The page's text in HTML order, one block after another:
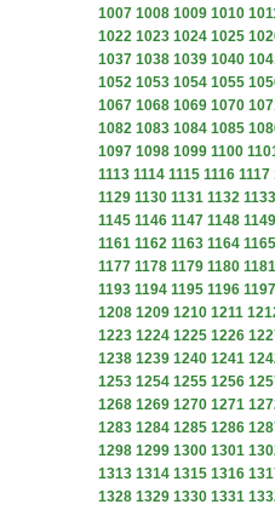
1007 1008 1009 1010
1022 1023 1024 1025
1037 1038 1039 1040
1052 1053 1054 1055
1067 1068 1069 1070
1082 1083 1084 1085
1097 1098 1099 1100
1113 1114 1115 1116 1117
1129 1130 1131 1132 1133
1145 1146 1147 1148 1149
1161 1162 1163 1164 1165
1177 1178 1179 1180 1181
1193 1194 1195 1196 1197
1208 1209 1210 1211
1223 1224 1225 1226
1238 1239 1240 1241
1253 1254 1255 1256
1268 1269 1270 1271
1283 1284 1285 1286
1298 1299 1300 1301
1313 1314 1315 1316
1328 1329 1330 1331